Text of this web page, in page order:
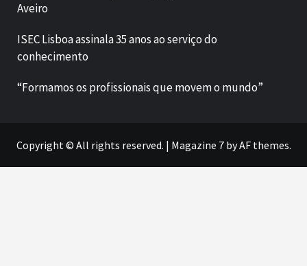
Aveiro
ISEC Lisboa assinala 35 anos ao serviço do
conhecimento
“Formamos os profissionais que movem o mundo”
Copyright © All rights reserved. | Magazine 7by AF themes.